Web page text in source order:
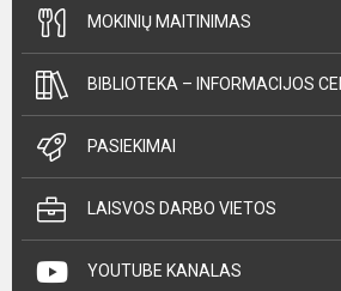
MOKINIŲ MAITINIMAS
BIBLIOTEKA – INFORMACIJOS
PASIEKIMAI
LAISVOS DARBO VIETOS
YOUTUBE KANALAS